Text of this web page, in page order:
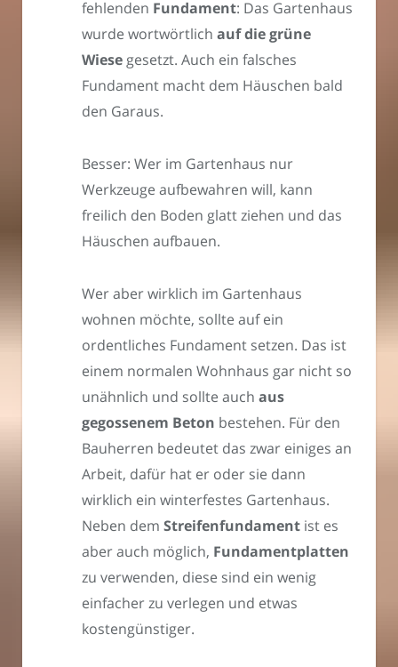
fehlenden Fundament: Das Gartenhaus
wurde wortwörtlich auf die grüne
Wiese gesetzt. Auch ein falsches
Fundament macht dem Häuschen bald
den Garaus.
Besser: Wer im Gartenhaus nur
Werkzeuge aufbewahren will, kann
freilich den Boden glatt ziehen und das
Häuschen aufbauen.
Wer aber wirklich im Gartenhaus
wohnen möchte, sollte auf ein
ordentliches Fundament setzen. Das ist
einem normalen Wohnhaus gar nicht so
unähnlich und sollte auch aus
gegossenem Beton bestehen. Für den
Bauherren bedeutet das zwar einiges an
Arbeit, dafür hat er oder sie dann
wirklich ein winterfestes Gartenhaus.
Neben dem Streifenfundament ist es
aber auch möglich, Fundamentplatten
zu verwenden, diese sind ein wenig
einfacher zu verlegen und etwas
kostengünstiger.